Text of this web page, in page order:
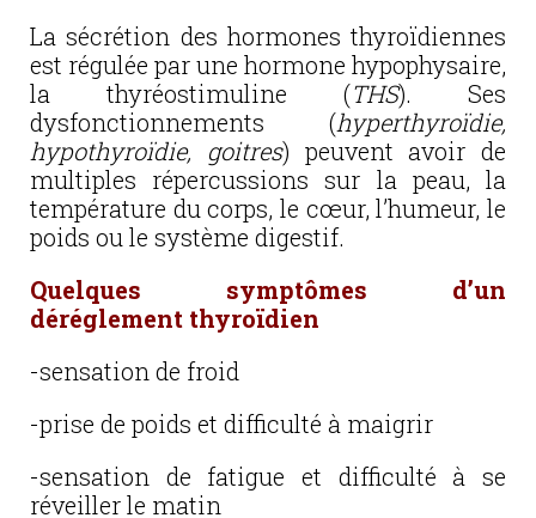
La sécrétion des hormones thyroïdiennes
est régulée par une hormone hypophysaire,
la thyréostimuline (THS). Ses
dysfonctionnements (hyperthyroïdie,
hypothyroïdie, goitres) peuvent avoir de
multiples répercussions sur la peau, la
température du corps, le cœur, l’humeur, le
poids ou le système digestif.
Quelques symptômes d’un
déréglement thyroïdien
-sensation de froid
-prise de poids et difficulté à maigrir
-sensation de fatigue et difficulté à se
réveiller le matin